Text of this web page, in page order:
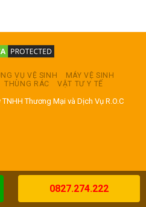
VỤ VỆ SINH
MÁY VỆ SINH
THÙNG RÁC VẬT TƯ Y TẾ
Thương Mại và Dịch Vụ R.O.C
0827.274.222